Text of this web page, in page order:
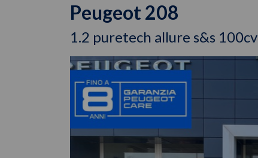
Peugeot 208
1.2 puretech allure s&s 100cv